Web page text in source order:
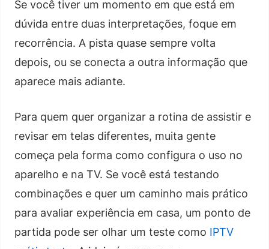
Se você tiver um momento em que está em
dúvida entre duas interpretações, foque em
recorrência. A pista quase sempre volta
depois, ou se conecta a outra informação que
aparece mais adiante.
Para quem quer organizar a rotina de assistir e
revisar em telas diferentes, muita gente
começa pela forma como configura o uso no
aparelho e na TV. Se você está testando
combinações e quer um caminho mais prático
para avaliar experiência em casa, um ponto de
partida pode ser olhar um teste como IPTV